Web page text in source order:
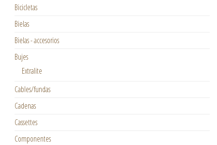
Bicicletas
Bielas
Bielas - accesorios
Bujes
Extralite
Cables/fundas
Cadenas
Cassettes
Componentes